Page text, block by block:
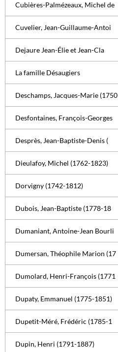
Cubières-Palmézeaux, Michel de
Cuvelier, Jean-Guillaume-Antoi
Dejaure Jean-Élie et Jean-Cla
La famille Désaugiers
Deschamps, Jacques-Marie (1750
Desfontaines, François-Georges
Desprès, Jean-Baptiste-Denis (
Dieulafoy, Michel (1762-1823)
Dorvigny (1742-1812)
Dubois, Jean-Baptiste (1778-18
Dumaniant, Antoine-Jean Bourli
Dumersan, Théophile Marion (17
Dumolard, Henri-François (1771
Dupaty, Emmanuel (1775-1851)
Dupetit-Méré, Frédéric (1785-1
Dupin, Henri (1791-1887)